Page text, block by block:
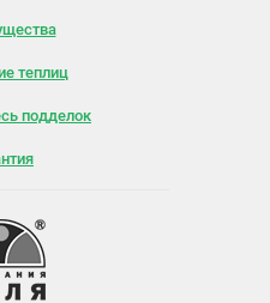
теплиц
подделок